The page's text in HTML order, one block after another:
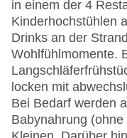
Gesamtanzahl
Indoor Pool,
Pool: ohne
Gebühr,
Wasserrutsche
Zahlungsarten:
Landeskategorie:
in einem der 4
Kinderhochstühlen
Drinks an der
Wohlfühlmomente.
locken mit
Bei Bedarf werden
Babynahrung